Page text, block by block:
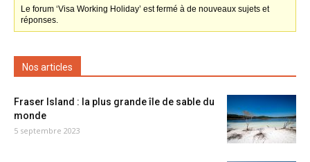
Le forum ‘Visa Working Holiday’ est fermé à de nouveaux sujets et
réponses.
Nos articles
Fraser Island : la plus grande île de sable du
monde
5 septembre 2023